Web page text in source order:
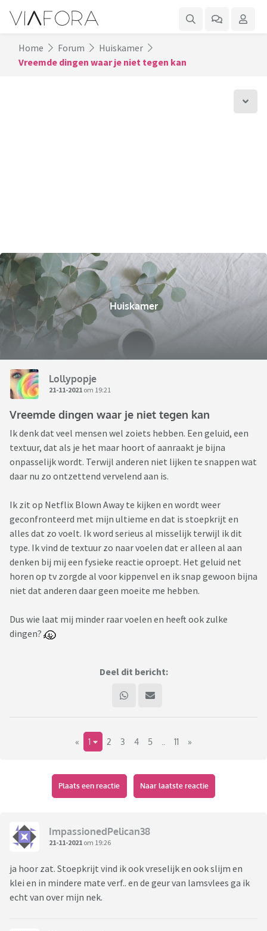
Home Forum
Huiskamer
Vreemde dingen waar je niet tegen kan
Huiskamer
Lollypopje
21-11-2021 om 19:21
Vreemde dingen waar je niet tegen kan
Ik denk dat veel mensen wel zoiets hebben. Een geluid, een
textuur, dat als je het maar hoort of aanraakt je bijna
onpasselijk wordt. Terwijl anderen niet lijken te snappen wat
daar nu zo ontzettend vervelend aan is.
Ik zit op Netflix Blown Away te kijken en wordt weer
geconfronteerd met mijn ultieme en dat is stoepkrijt en
alles dat zo voelt. Ik word serieus al misselijk terwijl ik dit
type. Ik vind de textuur zo naar voelen dat er alleen al aan
denken bij mij een fysieke reactie oproept. Het geluid net
horen op tv zorgde al voor kippenvel en ik snap gewoon bijna
niet dat anderen daar geen moeite me hebben.
Dus wie laat mij minder raar voelen en heeft ook zulke
dingen?
Deel dit bericht:
« 1 2 3 4 5 11 »
Plaats een reactie Naar laatste reactie
ImpassionedPelican38
21-11-2021 om 19:26
ja hoor zat. Stoepkrijt vind ik ook vreselijk en ook slijm en
klei en in mindere mate verf.. en de geur van lamsvlees ga ik
echt van over mijn nek.